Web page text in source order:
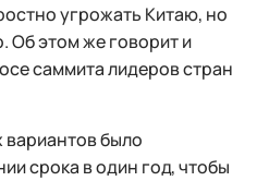
угрожать Китаю, но
Об этом же говорит и
саммита лидеров стран
было
срока в один год, чтобы